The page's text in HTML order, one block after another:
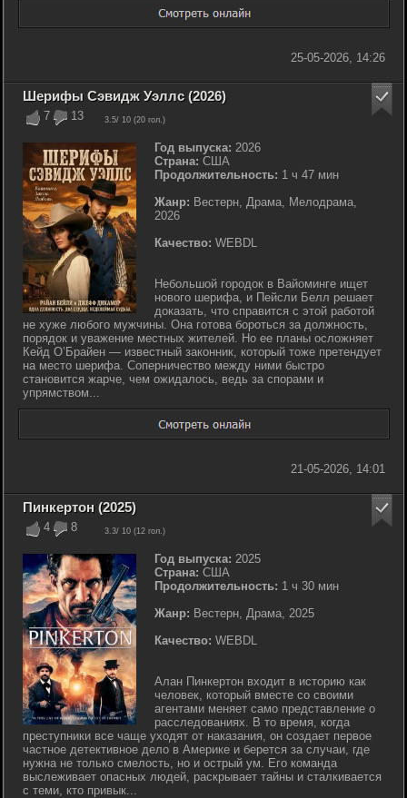
25-05-2026, 14:26
7 13 3.5/ 10 (20 гол.)
Шерифы Сэвидж Уэллс (2026)
Год выпуска: 2026
Страна: США
Продолжительность: 1 ч 47 мин
Жанр: Вестерн, Драма, Мелодрама,
2026
Качество: WEBDL
Небольшой городок в Вайоминге ищет
нового шерифа, и Пейсли Белл решает
доказать, что справится с этой работой
не хуже любого мужчины. Она готова бороться за должность,
порядок и уважение местных жителей. Но ее планы осложняет
Кейд О’Брайен — известный законник, который тоже претендует
на место шерифа. Соперничество между ними быстро
становится жарче, чем ожидалось, ведь за спорами и
упрямством...
21-05-2026, 14:01
4 8 3.3/ 10 (12 гол.)
Пинкертон (2025)
Год выпуска: 2025
Страна: США
Продолжительность: 1 ч 30 мин
Жанр: Вестерн, Драма, 2025
Качество: WEBDL
Алан Пинкертон входит в историю как
человек, который вместе со своими
агентами меняет само представление о
расследованиях. В то время, когда
преступники все чаще уходят от наказания, он создает первое
частное детективное дело в Америке и берется за случаи, где
нужна не только смелость, но и острый ум. Его команда
выслеживает опасных людей, раскрывает тайны и сталкивается
с теми, кто привык...